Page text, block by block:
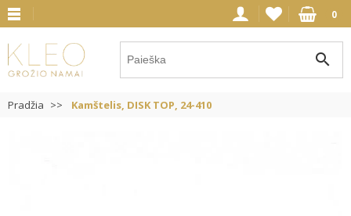
0
search
Pradžia Kamštelis, DISK TOP, 24-410